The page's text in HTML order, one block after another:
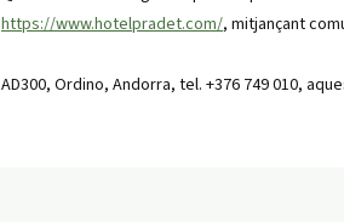
https://www.hotelpradet.com/, mitjançant
AD300, Ordino, Andorra, tel. +376 749 010,